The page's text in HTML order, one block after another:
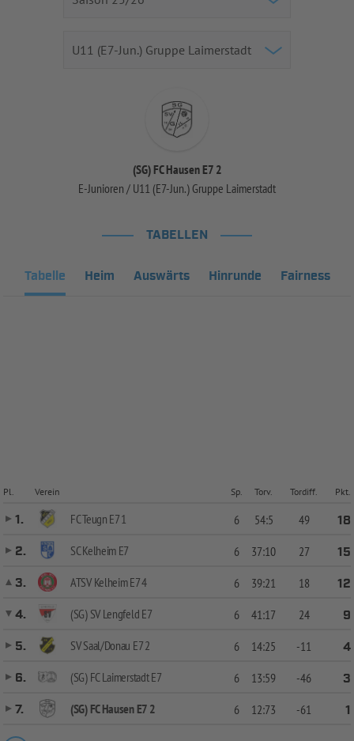
(SG) FC Hausen E7 2
E-Junioren / U11 (E7-Jun.) Gruppe Laimerstadt
TABELLEN
Tabelle Heim Auswärts Hinrunde Fairness
Pl. Verein Sp. Torv. Tordiff. Pkt.
1. FC Teugn E7 1 6 54:5 49
18
2.
SC Kelheim E7 6 37:10 27
15
3.
ATSV Kelheim E7 4 6 39:21 18
12
4.
(SG) SV Lengfeld E7 6 41:17 24
9
5.
SV Saal/Donau E7 2 6 14:25 -11
4
6.
(SG) FC Laimerstadt E7 6 13:59 -46
3
7.
(SG) FC Hausen E7 2 6 12:73 -61 1